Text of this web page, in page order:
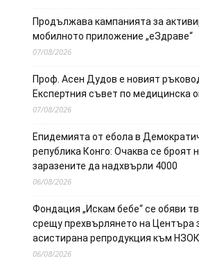
Продължава кампанията за
мобилното приложение „еЗдраве“
07/08/2026
Проф. Асен Дудов е новият
Експертния съвет по медицинска
07/08/2026
Епидемията от ебола в
република Конго: Очаква се броят
заразените да надхвърли 4000
06/08/2026
Фондация „Искам бебе“ се обяви
срещу прехвърлянето на Центъра
асистирана репродукция към НЗОК
06/08/2026